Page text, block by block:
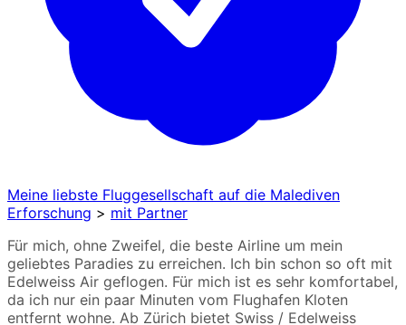
Meine liebste Fluggesellschaft auf die Malediven
Erforschung > mit Partner
Für mich, ohne Zweifel, die beste Airline um mein
geliebtes Paradies zu erreichen. Ich bin schon so oft mit
Edelweiss Air geflogen. Für mich ist es sehr komfortabel,
da ich nur ein paar Minuten vom Flughafen Kloten
entfernt wohne. Ab Zürich bietet Swiss / Edelweiss